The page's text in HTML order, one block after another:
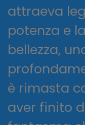
attraeva
potenza e
bellezza,
è rimasta
aver finito